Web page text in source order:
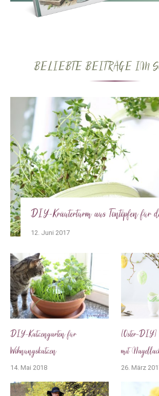
BELIEBTE BEITRÄGE IM
DIY-Kräuterturm aus Tontöpfen für
12. Juni 2017
DIY-Katzengarten für
Wohnungskatzen
14. Mai 2018
[Oster-DIY]
mit
26. März